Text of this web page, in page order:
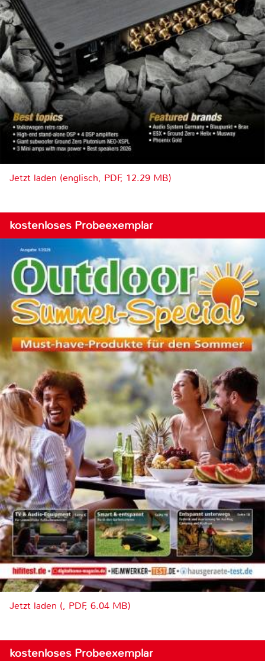
Jetzt laden (englisch, PDF, 12.29 MB)
kostenloses Probeexemplar
Jetzt laden (, PDF, 6.04 MB)
kostenloses Probeexemplar